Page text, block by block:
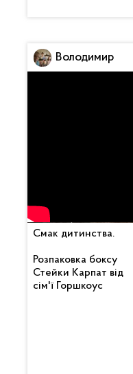
Смак дитинства.
Розпаковка боксу
Стейки Карпат від
сім'ї Горшкоус
Володимир